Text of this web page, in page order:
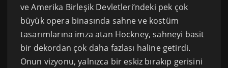
ve Amerika Birleşik Devletleri’ndeki pek çok
büyük opera binasında sahne ve kostüm
tasarımlarına imza atan Hockney, sahneyi basit
bir dekordan çok daha fazlası haline getirdi.
Onun vizyonu, yalnızca bir eskiz bırakıp gerisini